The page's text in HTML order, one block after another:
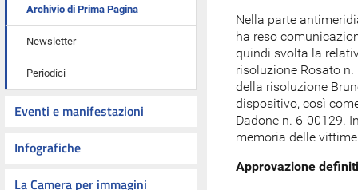
Archivio di Prima Pagina
Newsletter
Periodici
Eventi e manifestazioni
Infografiche
La Camera per immagini
Nella parte
ha reso
quindi svolta la
risoluzione Rosato
della risoluzione
dispositivo, così
Dadone n. 6-00129.
memoria delle
Approvazione